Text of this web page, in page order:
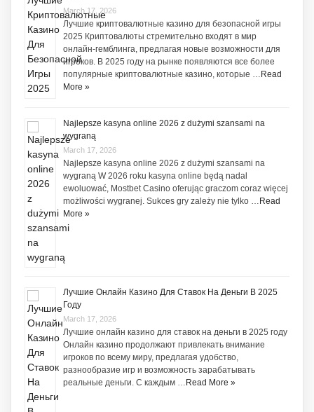
March 17, 2026
Лучшие криптовалютные казино для безопасной игры
2025 Криптовалюты стремительно входят в мир
онлайн-гемблинга, предлагая новые возможности для
игроков. В 2025 году на рынке появляются все более
популярные криптовалютные казино, которые … Read
More »
Najlepsze kasyna online 2026 z dużymi szansami na
wygraną
March 17, 2026
Najlepsze kasyna online 2026 z dużymi szansami na
wygraną W 2026 roku kasyna online będą nadal
ewoluować, Mostbet Casino oferując graczom coraz więcej
możliwości wygranej. Sukces gry zależy nie tylko … Read
More »
Лучшие Онлайн Казино Для Ставок На Деньги В 2025
Году
March 17, 2026
Лучшие онлайн казино для ставок на деньги в 2025 году
Онлайн казино продолжают привлекать внимание
игроков по всему миру, предлагая удобство,
разнообразие игр и возможность зарабатывать
реальные деньги. С каждым … Read More »